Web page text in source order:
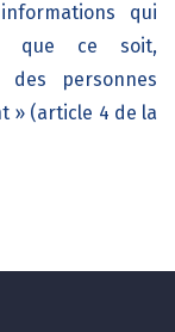
qui
que ce soit,
des personnes
» (article 4 de la